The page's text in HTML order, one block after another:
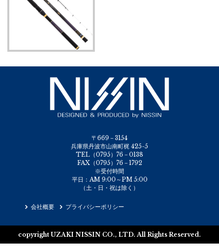
〒669－3154
兵庫県丹波市山南町梶 425-5
TEL（0795）76－0138
FAX（0795）76－1792
※受付時間
平日：AM 9:00～PM 5:00
（土・日・祝は除く）
会社概要 プライバシーポリシー
copyright UZAKI NISSIN CO., LTD. All Rights Reserved.